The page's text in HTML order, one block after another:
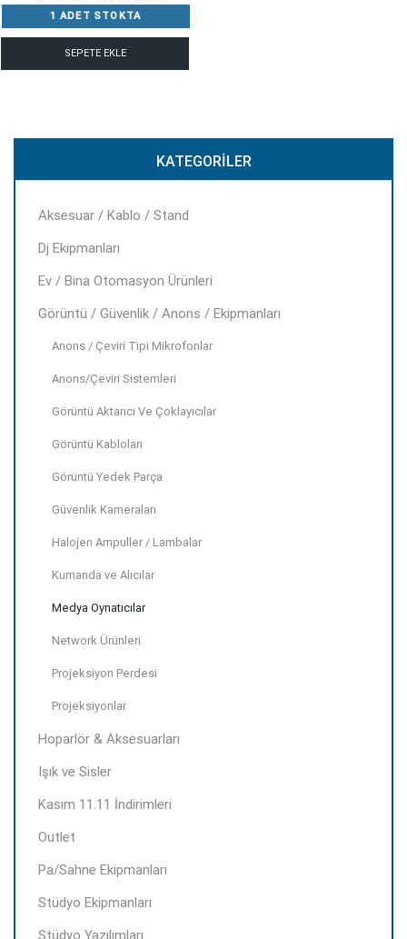
1 ADET STOKTA
SEPETE EKLE
KATEGORILER
Aksesuar / Kablo / Stand
Dj Ekipmanları
Ev / Bina Otomasyon Ürünleri
Görüntü / Güvenlik / Anons / Ekipmanları
Anons / Çeviri Tipi Mikrofonlar
Anons/Çeviri Sistemleri
Görüntü Aktarıcı Ve Çoklayıcılar
Görüntü Kabloları
Görüntü Yedek Parça
Güvenlik Kameraları
Halojen Ampuller / Lambalar
Kumanda ve Alıcılar
Medya Oynatıcılar
Network Ürünleri
Projeksiyon Perdesi
Projeksiyonlar
Hoparlör & Aksesuarları
Işık ve Sisler
Kasım 11.11 İndirimleri
Outlet
Pa/Sahne Ekipmanları
Stüdyo Ekipmanları
Stüdyo Yazılımları